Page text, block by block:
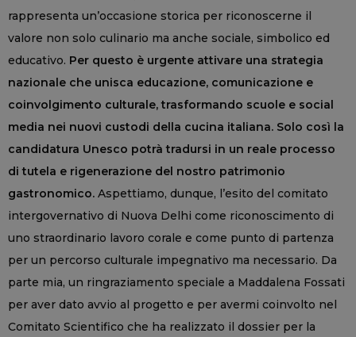
rappresenta un’occasione storica per riconoscerne il
valore non solo culinario ma anche sociale, simbolico ed
educativo. Per questo è urgente attivare una strategia
nazionale che unisca educazione, comunicazione e
coinvolgimento culturale, trasformando scuole e social
media nei nuovi custodi della cucina italiana. Solo così la
candidatura Unesco potrà tradursi in un reale processo
di tutela e rigenerazione del nostro patrimonio
gastronomico. Aspettiamo, dunque, l’esito del comitato
intergovernativo di Nuova Delhi come riconoscimento di
uno straordinario lavoro corale e come punto di partenza
per un percorso culturale impegnativo ma necessario. Da
parte mia, un ringraziamento speciale a Maddalena Fossati
per aver dato avvio al progetto e per avermi coinvolto nel
Comitato Scientifico che ha realizzato il dossier per la